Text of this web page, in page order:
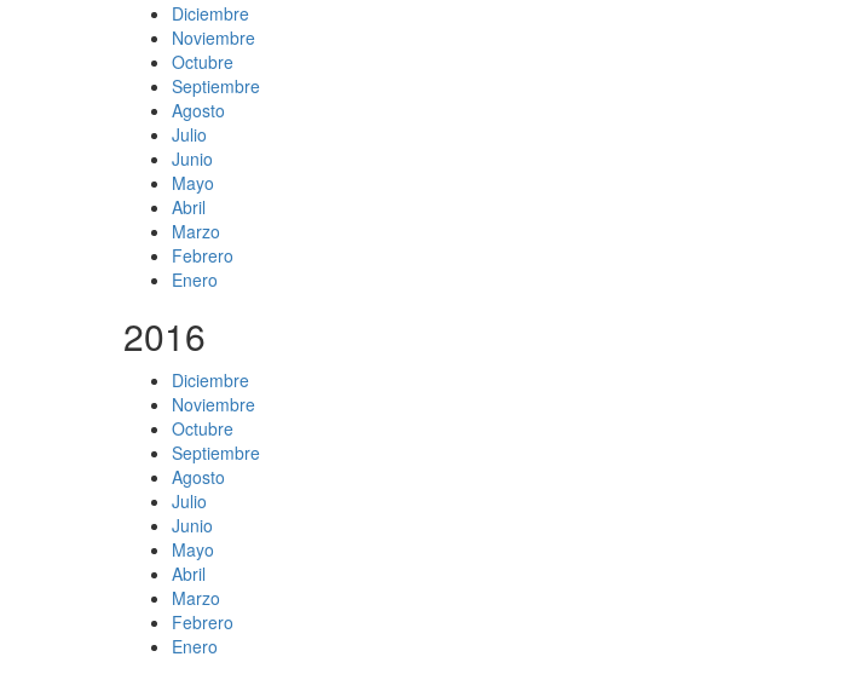
Diciembre
Noviembre
Octubre
Septiembre
Agosto
Julio
Junio
Mayo
Abril
Marzo
Febrero
Enero
2016
Diciembre
Noviembre
Octubre
Septiembre
Agosto
Julio
Junio
Mayo
Abril
Marzo
Febrero
Enero